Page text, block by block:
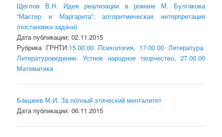
Щеглов В.Н. Идея реализации в романе М. Булгакова
“Мастер и Маргарита”: алгоритмическая интерпретация
(постановка задачи)
Дата публикации: 02.11.2015
Рубрика ГРНТИ:15.00.00 Психология, 17.00.00 Литература.
Литературоведение. Устное народное творчество, 27.00.00
Математика
Бакшеев М.И. За полный этический менталитет
Дата публикации: 06.11.2015